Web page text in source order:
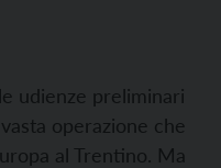
udienze preliminari
operazione che
al Trentino. Ma